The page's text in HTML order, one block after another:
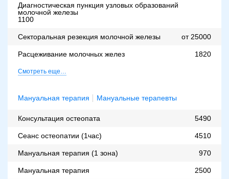
Диагностическая пункция узловых образований
молочной железы
1100
Секторальная резекция молочной железы от 25000
Расцеживание молочных желез 1820
Смотреть еще…
Мануальная терапия Мануальные терапевты
Консультация остеопата 5490
Сеанс остеопатии (1час) 4510
Мануальная терапия (1 зона) 970
Мануальная терапия 2500